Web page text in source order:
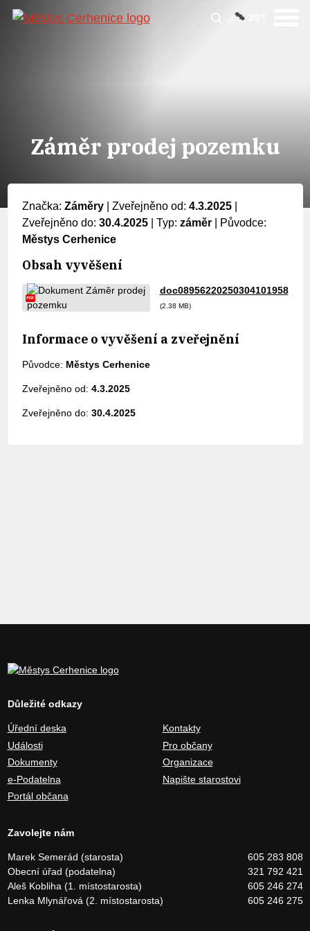
Záměr prodej pozemku
Značka: Záměry Zveřejněno od: 4.3.2025
Zveřejněno do: 30.4.2025 Typ: záměr
Původce:
Městys Cerhenice
Obsah vyvěšení
PDF
doc08956220250304101958
(2.38 MB)
Informace o vyvěšení a zveřejnění
Původce: Městys Cerhenice
Zveřejněno od: 4.3.2025
Zveřejněno do: 30.4.2025
Důležité odkazy
Úřední deska
Události
Dokumenty
e-Podatelna
Portál občana
Kontakty
Pro občany
Organizace
Napište starostovi
Zavolejte nám
Marek Semerád (starosta)
605 283 808
Obecní úřad (podatelna)
321 792 421
Aleš Kobliha (1. místostarosta)
605 246 274
Lenka Mlynářová (2. místostarosta)
605 246 275